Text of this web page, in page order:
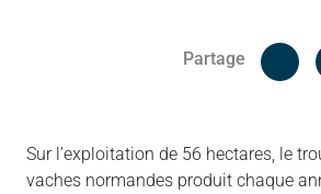
Partage
Sur l’exploitation de 56 hectares, le
vaches normandes produit chaque